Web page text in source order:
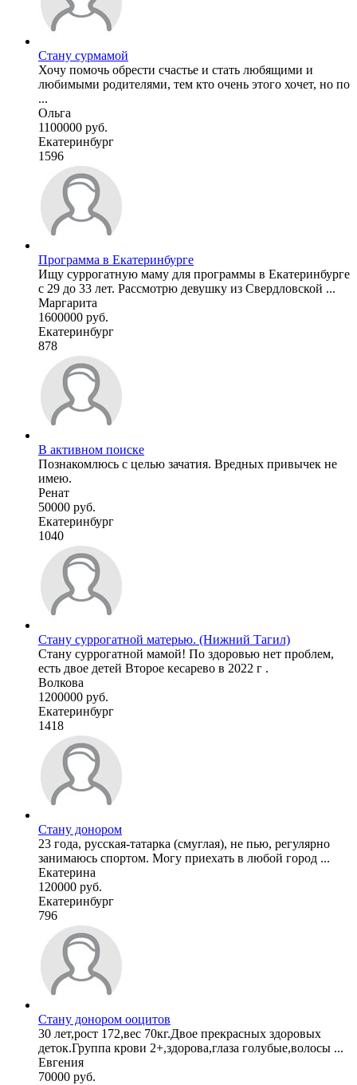
Стану сурмамой
Хочу помочь обрести счастье и стать любящими и
любимыми родителями, тем кто очень этого хочет, но по
...
Ольга
1100000 руб.
Екатеринбург
1596
Программа в Екатеринбурге
Ищу суррогатную маму для программы в Екатеринбурге
с 29 до 33 лет. Рассмотрю девушку из Свердловской ...
Маргарита
1600000 руб.
Екатеринбург
878
В активном поиске
Познакомлюсь с целью зачатия. Вредных привычек не
имею.
Ренат
50000 руб.
Екатеринбург
1040
Стану суррогатной матерью. (Нижний Тагил)
Стану суррогатной мамой! По здоровью нет проблем,
есть двое детей Второе кесарево в 2022 г .
Волкова
1200000 руб.
Екатеринбург
1418
Стану донором
23 года, русская-татарка (смуглая), не пью, регулярно
занимаюсь спортом. Могу приехать в любой город ...
Екатерина
120000 руб.
Екатеринбург
796
Стану донором ооцитов
30 лет,рост 172,вес 70кг.Двое прекрасных здоровых
деток.Группа крови 2+,здорова,глаза голубые,волосы ...
Евгения
70000 руб.